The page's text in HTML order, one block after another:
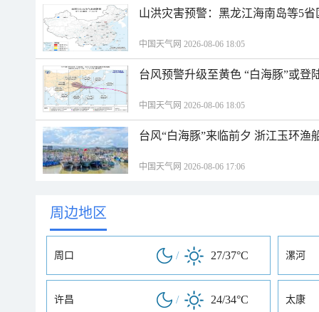
山洪灾害预警：黑龙江海南岛等5
中国天气网 2026-08-06 18:05
台风预警升级至黄色 “白海豚”或登
中国天气网 2026-08-06 18:05
台风“白海豚”来临前夕 浙江玉环渔
中国天气网 2026-08-06 17:06
周边地区
周口 / 27/37°C 漯河
许昌 / 24/34°C 太康